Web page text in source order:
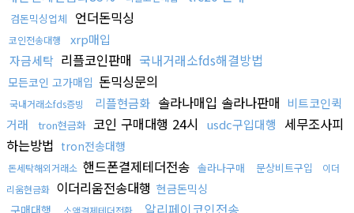
검돈믹싱업체 언더돈믹싱
코인전송대행
xrp매입
자금세탁 리플코인판매 국내거래소fds해결방법
모든코인 고가매입 돈믹싱문의
국내거래소fds증빙 리플현금화 솔라나매입 솔라나판매 비트코인퀵
거래
tron현금화 코인 구매대행 24시 usdc구입대행 세무조사피
하는방법 tron전송대행
돈세탁해외거래소 핸드폰결제테더전송 솔라나구매 문상비트구입
이더
리움현금화 이더리움전송대행 현금돈믹싱